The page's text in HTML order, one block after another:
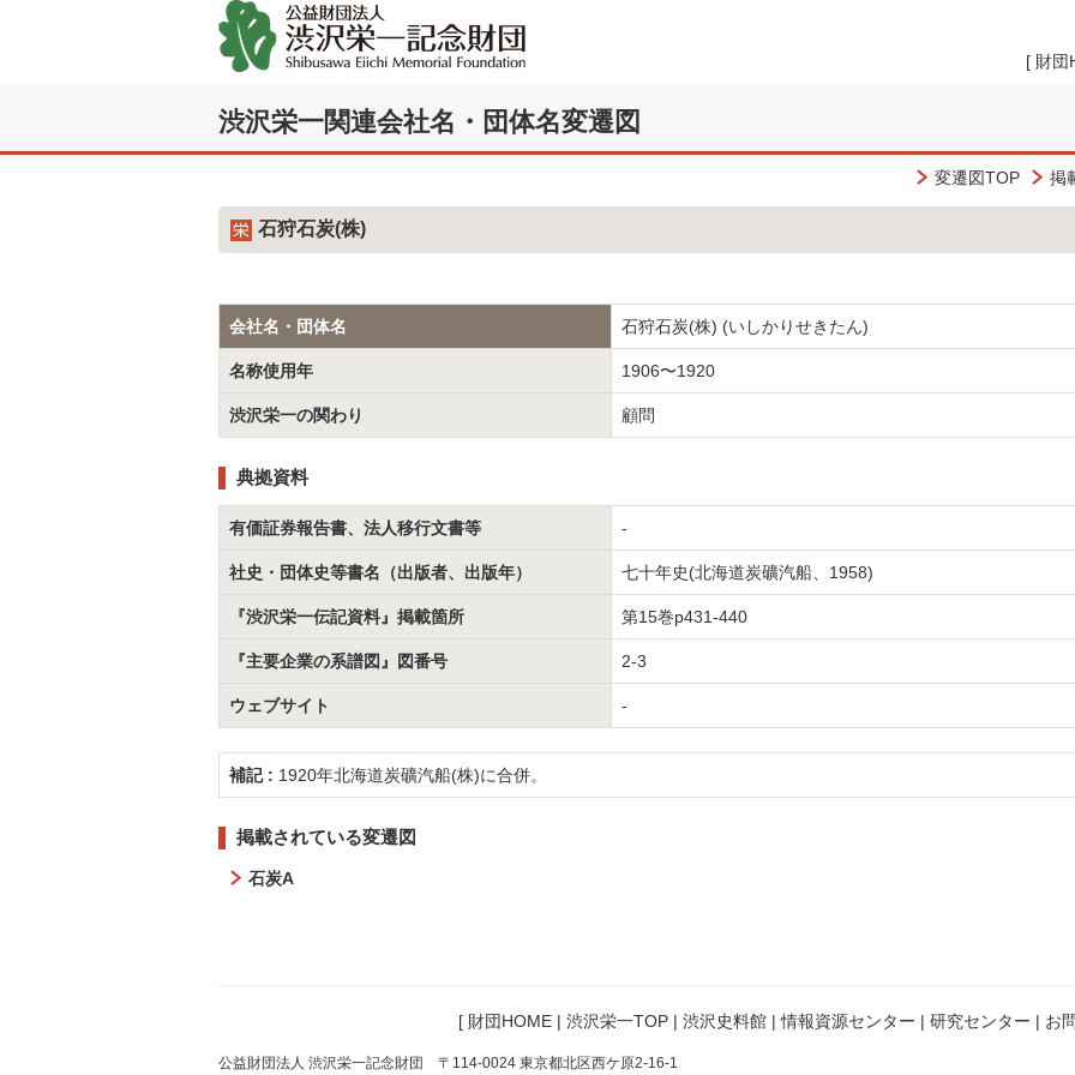
[ 財団
渋沢栄一関連会社名・団体名変遷図
変遷図TOP 掲
石狩石炭(株)
会社名・団体名 石狩石炭(株) (いしかりせきたん)
名称使用年 1906〜1920
渋沢栄一の関わり 顧問
典拠資料
有価証券報告書、法人移行文書等 -
社史・団体史等書名（出版者、出版年） 七十年史(北海道炭礦汽船、1958)
『渋沢栄一伝記資料』掲載箇所 第15巻p431-440
『主要企業の系譜図』図番号 2-3
ウェブサイト -
補記 : 1920年北海道炭礦汽船(株)に合併。
掲載されている変遷図
石炭A
[ 財団HOME| 渋沢栄一TOP| 渋沢史料館|情報資源センター | 研究センター | お
公益財団法人 渋沢栄一記念財団 〒114-0024 東京都北区西ケ原2-16-1